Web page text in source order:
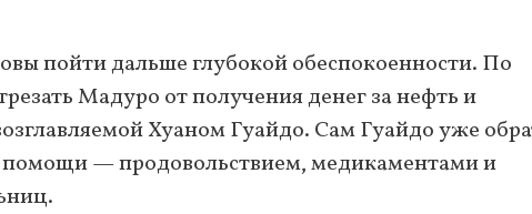
пойти дальше глубокой обеспокоенности. По
Мадуро от получения денег за нефть и
Хуаном Гуайдо. Сам Гуайдо уже
— продовольствием, медикаментами и